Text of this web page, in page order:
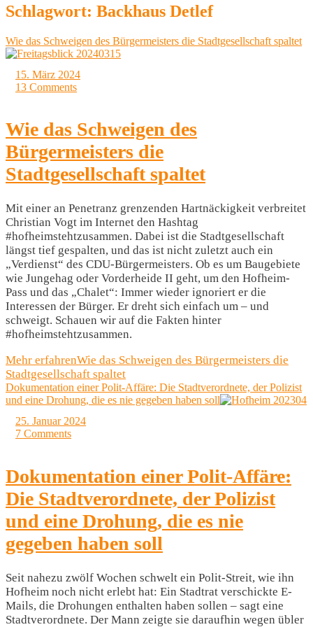
Schlagwort: Backhaus Detlef
Wie das Schweigen des Bürgermeisters die Stadtgesellschaft spaltet
15. März 2024
13 Comments
Wie das Schweigen des
Bürgermeisters die
Stadtgesellschaft spaltet
Mit einer an Penetranz grenzenden Hartnäckigkeit verbreitet
Christian Vogt im Internet den Hashtag
#hofheimstehtzusammen. Dabei ist die Stadtgesellschaft
längst tief gespalten, und das ist nicht zuletzt auch ein
„Verdienst“ des CDU-Bürgermeisters. Ob es um Baugebiete
wie Jungehag oder Vorderheide II geht, um den Hofheim-
Pass und das „Chalet“: Immer wieder ignoriert er die
Interessen der Bürger. Er dreht sich einfach um – und
schweigt. Schauen wir auf die Fakten hinter
#hofheimstehtzusammen.
Mehr erfahrenWie das Schweigen des Bürgermeisters die
Stadtgesellschaft spaltet
Dokumentation einer Polit-Affäre: Die Stadtverordnete, der Polizist
und eine Drohung, die es nie gegeben haben soll
25. Januar 2024
7 Comments
Dokumentation einer Polit-Affäre:
Die Stadtverordnete, der Polizist
und eine Drohung, die es nie
gegeben haben soll
Seit nahezu zwölf Wochen schwelt ein Polit-Streit, wie ihn
Hofheim noch nicht erlebt hat: Ein Stadtrat verschickte E-
Mails, die Drohungen enthalten haben sollen – sagt eine
Stadtverordnete. Der Mann zeigte sie daraufhin wegen übler